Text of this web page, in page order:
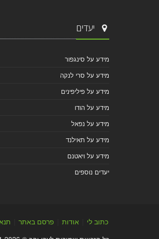
יעדים
מידע על סינגפור
מידע על סרי לנקה
מידע על פיליפינים
מידע על הודו
מידע על נפאל
מידע על תאילנד
מידע על ויאטנם
יעדים נוספים
כתוב לי אודות פרסם באתר